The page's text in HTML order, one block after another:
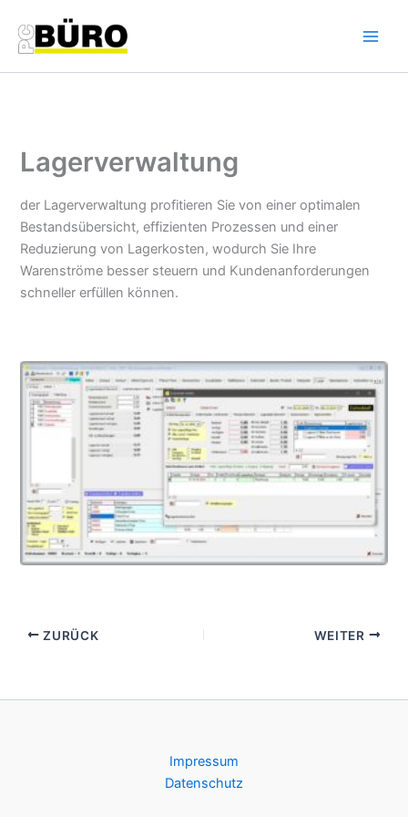
Inhalt
springen
Lagerverwaltung
der Lagerverwaltung profitieren Sie von einer optimalen
Bestandsübersicht, effizienten Prozessen und einer
Reduzierung von Lagerkosten, wodurch Sie Ihre
Warenströme besser steuern und Kundenanforderungen
schneller erfüllen können.
Lagerverwaltung
ZURÜCK WEITER
Impressum
Datenschutz